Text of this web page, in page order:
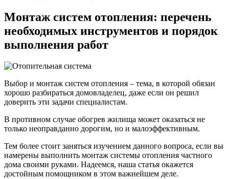
Монтаж систем отопления: перечень
необходимых инструментов и порядок
выполнения работ
Выбор и монтаж систем отопления – тема, в которой обязан
хорошо разбираться домовладелец, даже если он решил
доверить эти задачи специалистам.
В противном случае обогрев жилища может оказаться не
только неоправданно дорогим, но и малоэффективным.
Тем более стоит заняться изучением данного вопроса, если вы
намерены выполнить монтаж системы отопления частного
дома своими руками. Надеемся, наша статья окажется
достойным помощником в этом важнейшем деле.